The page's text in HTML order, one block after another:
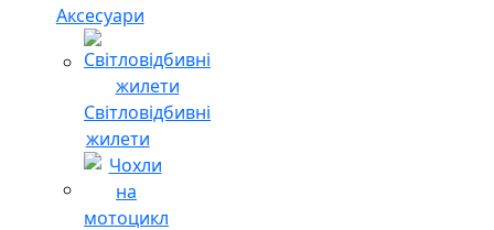
Аксесуари
Світловідбивні
жилети